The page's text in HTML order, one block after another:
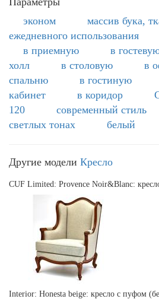
эконом
массив бука,
ежедневного использования
в приемную
в
холл
в столовую в
спальню
в гостиную
кабинет
в коридор
120
современный стиль
светлых тонах
белый
Другие модели Кресло
CUF Limited: Provence Noir&Blanc:
Interior: Honesta beige: кресло с пуфом